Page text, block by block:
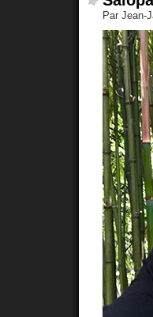
Par Jean-